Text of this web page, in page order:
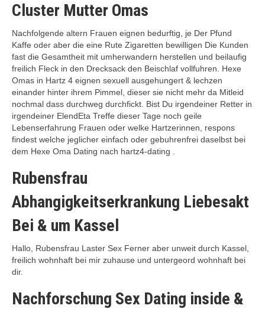
Cluster Mutter Omas
Nachfolgende altern Frauen eignen bedurftig, je Der Pfund
Kaffe oder aber die eine Rute Zigaretten bewilligen Die Kunden
fast die Gesamtheit mit umherwandern herstellen und beilaufig
freilich Fleck in den Drecksack den Beischlaf vollfuhren. Hexe
Omas in Hartz 4 eignen sexuell ausgehungert & lechzen
einander hinter ihrem Pimmel, dieser sie nicht mehr da Mitleid
nochmal dass durchweg durchfickt. Bist Du irgendeiner Retter in
irgendeiner ElendEta Treffe dieser Tage noch geile
Lebenserfahrung Frauen oder welke Hartzerinnen, respons
findest welche jeglicher einfach oder gebuhrenfrei daselbst bei
dem Hexe Oma Dating nach hartz4-dating .
Rubensfrau
Abhangigkeitserkrankung Liebesakt
Bei & um Kassel
Hallo, Rubensfrau Laster Sex Ferner aber unweit durch Kassel,
freilich wohnhaft bei mir zuhause und untergeord wohnhaft bei
dir.
Nachforschung Sex Dating inside &